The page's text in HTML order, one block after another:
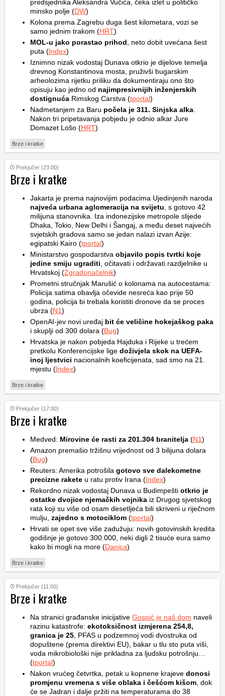
predsjednika Aleksandra Vučića, čeka izlet u političko
minsko polje (DW)
Kolona prema Zagrebu duga šest kilometara, vozi se
samo jednim trakom (HRT)
MOL-u jako porastao prihod , neto dobit uvećana šest
puta (Index)
Iznimno nizak vodostaj Dunava otkrio je dijelove temelja
drevnog Konstantinova mosta, pruživši bugarskim
arheolozima rijetku priliku da dokumentiraju ono što
opisuju kao jedno od najimpresivnijih inženjerskih
dostignuća Rimskog Carstva (tportal)
Nadmetanjem za Baru počela je 311. Sinjska alka
Nakon tri pripetavanja pobjedu je odnio alkar Jure
Domazet Lošo (HRT)
Brze i kratke
Prekjučer (23:00)
Brze i kratke
Jakarta je prema najnovijim podacima Ujedinjenih naroda
najveća urbana aglomeracija na svijetu , s gotovo 42
milijuna stanovnika. Iza indonezijske metropole slijede
Dhaka, Tokio, New Delhi i Šangaj, a među deset najvećih
svjetskih gradova samo se jedan nalazi izvan Azije:
egipatski Kairo (tportal)
Ministarstvo gospodarstva objavilo popis tvrtki koje
jedine smiju ugraditi , očitavati i održavati razdjelnike u
Hrvatskoj (Zgradonačelnik)
Prometni stručnjak Marušić o kolonama na autocestama:
Policija satima obavlja očevide nesreća kao prije 50
godina, policija bi trebala koristiti dronove da se proces
ubrza (N1)
OpenAI-jev novi uređaj bit će veličine hokejaškog paka
i skuplji od 300 dolara (Bug)
Hrvatska je nakon pobjeda Hajduka i Rijeke u trećem
pretkolu Konferencijske lige doživjela skok na UEFA-
inoj ljestvici nacionalnih koeficijenata, sad smo na 21.
mjestu (Index)
Brze i kratke
Prekjučer (17:00)
Brze i kratke
Medved: Mirovine će rasti za 201.304 branitelja (N1)
Amazon premašio tržišnu vrijednost od 3 bilijuna dolara
(Bug)
Reuters: Amerika potrošila gotovo sve dalekometne
precizne rakete u ratu protiv Irana (Index)
Rekordno nizak vodostaj Dunava u Budimpešti otkrio je
ostatke dvojice njemačkih vojnika iz Drugog sjvetskog
rata koji su više od osam desetljeća bili skriveni u riječnom
mulju, zajedno s motociklom (tportal)
Hrvati se opet sve više zadužuju: novih gotovinskih kredita
godišnje je gotovo 300.000, neki digli 2 tisuće eura samo
kako bi mogli na more (Danica)
Brze i kratke
Prekjučer (11:00)
Brze i kratke
Na stranici građanske inicijative Gospić je naš dom naveli
razinu katastrofe: ekotoksičnost izmjerena 254,8,
granica je 25 , PFAS u podzemnoj vodi dvostruka od
dopuštene (prema direktivi EU), bakar u tlu sto puta viši,
voda mikrobiološki nije prikladna za ljudsku potrošnju…
(tportal)
Nakon vrućeg četvrtka, petak u kopnene krajeve donosi
promjenu vremena s više oblaka i češćom kišom , dok
će se Jadran i dalje pržiti na temperaturama do 38